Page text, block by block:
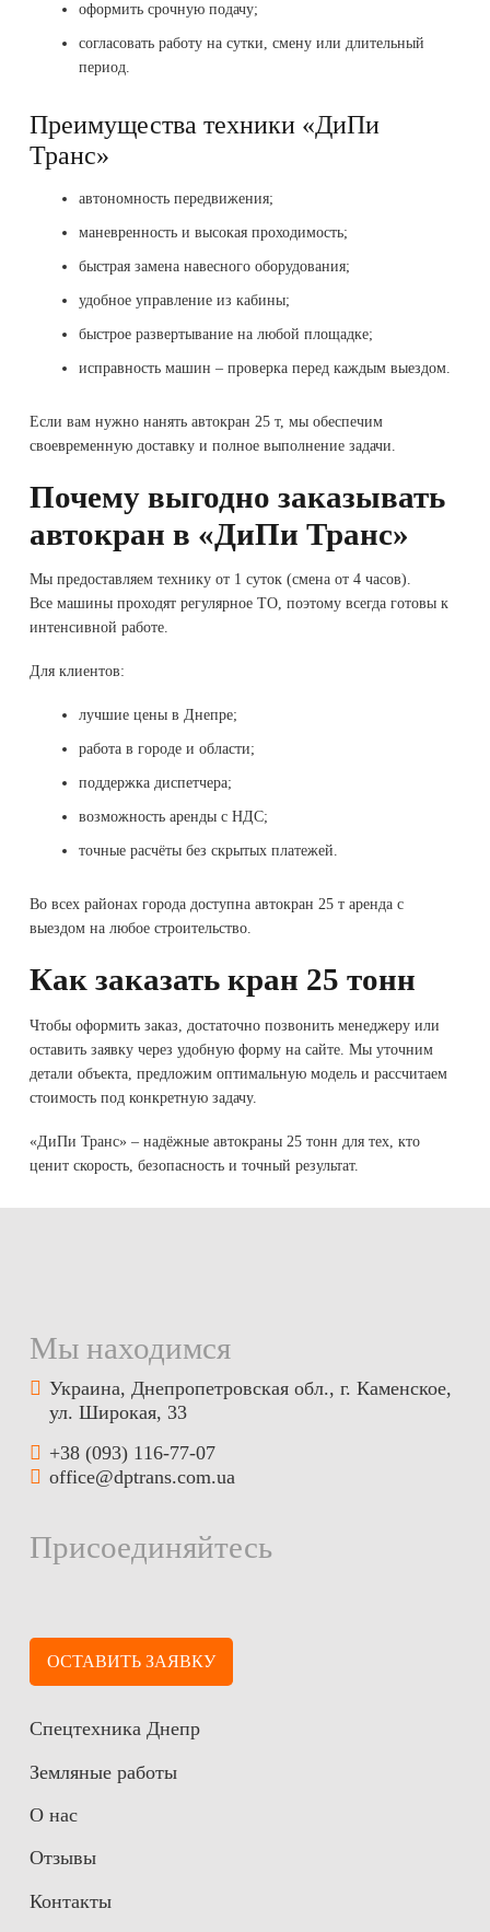
оформить срочную подачу;
согласовать работу на сутки, смену или длительный
период.
Преимущества техники «ДиПи
Транс»
автономность передвижения;
маневренность и высокая проходимость;
быстрая замена навесного оборудования;
удобное управление из кабины;
быстрое развертывание на любой площадке;
исправность машин – проверка перед каждым выездом.
Если вам нужно нанять автокран 25 т, мы обеспечим
своевременную доставку и полное выполнение задачи.
Почему выгодно заказывать
автокран в «ДиПи Транс»
Мы предоставляем технику от 1 суток (смена от 4 часов).
Все машины проходят регулярное ТО, поэтому всегда готовы к
интенсивной работе.
Для клиентов:
лучшие цены в Днепре;
работа в городе и области;
поддержка диспетчера;
возможность аренды с НДС;
точные расчёты без скрытых платежей.
Во всех районах города доступна автокран 25 т аренда с
выездом на любое строительство.
Как заказать кран 25 тонн
Чтобы оформить заказ, достаточно позвонить менеджеру или
оставить заявку через удобную форму на сайте. Мы уточним
детали объекта, предложим оптимальную модель и рассчитаем
стоимость под конкретную задачу.
«ДиПи Транс» – надёжные автокраны 25 тонн для тех, кто
ценит скорость, безопасность и точный результат.
Мы находимся
Украина, Днепропетровская обл., г. Каменское,
ул. Широкая, 33
+38 (093) 116-77-07
office@dptrans.com.ua
Присоединяйтесь
ОСТАВИТЬ ЗАЯВКУ
Спецтехника Днепр
Земляные работы
О нас
Отзывы
Контакты